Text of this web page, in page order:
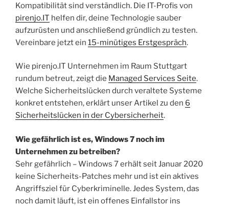
Kompatibilität sind verständlich. Die IT-Profis von
pirenjo.IT helfen dir, deine Technologie sauber
aufzurüsten und anschließend gründlich zu testen.
Vereinbare jetzt ein 15-minütiges Erstgespräch.
Wie pirenjo.IT Unternehmen im Raum Stuttgart
rundum betreut, zeigt die Managed Services Seite.
Welche Sicherheitslücken durch veraltete Systeme
konkret entstehen, erklärt unser Artikel zu den 6
Sicherheitslücken in der Cybersicherheit.
Wie gefährlich ist es, Windows 7 noch im
Unternehmen zu betreiben?
Sehr gefährlich – Windows 7 erhält seit Januar 2020
keine Sicherheits-Patches mehr und ist ein aktives
Angriffsziel für Cyberkriminelle. Jedes System, das
noch damit läuft, ist ein offenes Einfallstor ins